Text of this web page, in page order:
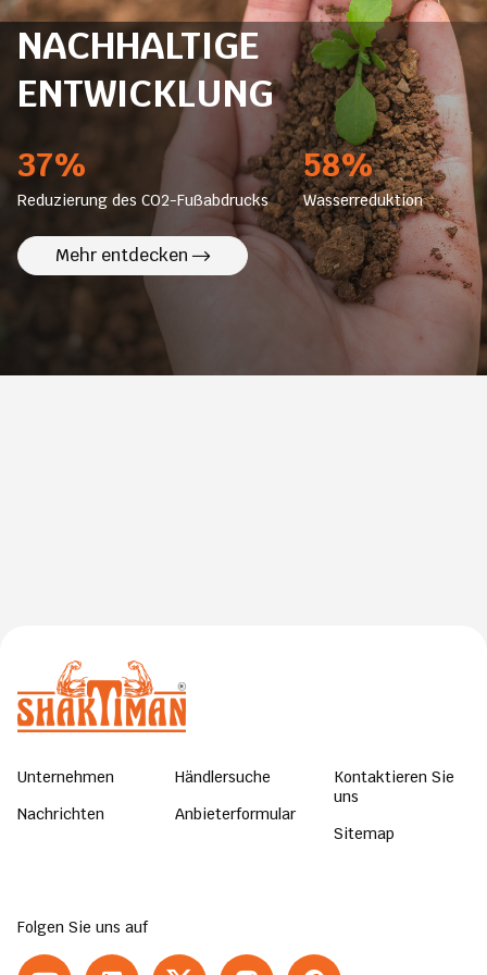
NACHHALTIGE
ENTWICKLUNG
37%
Reduzierung des CO2-Fußabdrucks
58%
Wasserreduktion
Mehr entdecken
Unternehmen
Nachrichten
Händlersuche
Anbieterformular
Kontaktieren Sie
uns
Sitemap
Folgen Sie uns auf